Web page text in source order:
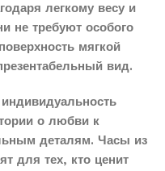
легкому весу и
не требуют особого
мягкой
вид.
о любви к
деталям. Часы из
для тех, кто ценит